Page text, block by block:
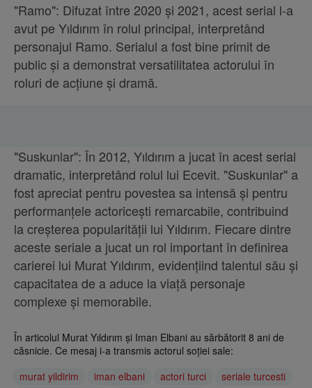
"Ramo": Difuzat între 2020 și 2021, acest serial l-a
avut pe Yıldırım în rolul principal, interpretând
personajul Ramo. Serialul a fost bine primit de
public și a demonstrat versatilitatea actorului în
roluri de acțiune și dramă.
"Suskunlar": În 2012, Yıldırım a jucat în acest serial
dramatic, interpretând rolul lui Ecevit. "Suskunlar" a
fost apreciat pentru povestea sa intensă și pentru
performanțele actoricești remarcabile, contribuind
la creșterea popularității lui Yıldırım. Fiecare dintre
aceste seriale a jucat un rol important în definirea
carierei lui Murat Yıldırım, evidențiind talentul său și
capacitatea de a aduce la viață personaje
complexe și memorabile.
În articolul Murat Yıldırım și Iman Elbani au sărbătorit 8 ani de
căsnicie. Ce mesaj i-a transmis actorul soției sale:
murat yildirim
iman elbani actori turci
seriale turcesti